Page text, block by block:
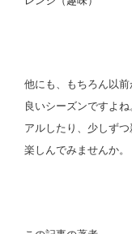
他にも、もちろん以
良いシーズンですよ
アルしたり、少しず
楽しんでみませんか。